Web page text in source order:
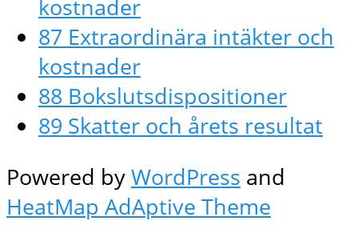
kostnader
87 Extraordinära intäkter och
kostnader
88 Bokslutsdispositioner
89 Skatter och årets resultat
Powered byWordPress and
HeatMap AdAptive Theme